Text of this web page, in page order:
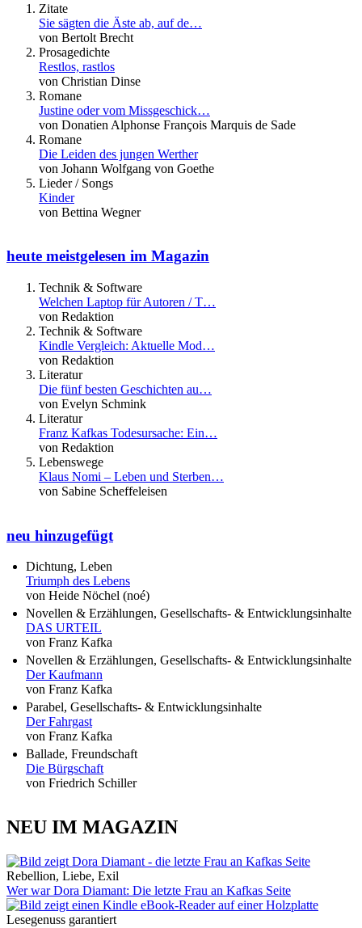
Zitate
Sie sägten die Äste ab, auf de…
von Bertolt Brecht
Prosagedichte
Restlos, rastlos
von Christian Dinse
Romane
Justine oder vom Missgeschick…
von Donatien Alphonse François Marquis de Sade
Romane
Die Leiden des jungen Werther
von Johann Wolfgang von Goethe
Lieder / Songs
Kinder
von Bettina Wegner
heute meistgelesen im Magazin
Technik & Software
Welchen Laptop für Autoren / T…
von Redaktion
Technik & Software
Kindle Vergleich: Aktuelle Mod…
von Redaktion
Literatur
Die fünf besten Geschichten au…
von Evelyn Schmink
Literatur
Franz Kafkas Todesursache: Ein…
von Redaktion
Lebenswege
Klaus Nomi – Leben und Sterben…
von Sabine Scheffeleisen
neu hinzugefügt
Dichtung, Leben
Triumph des Lebens
von Heide Nöchel (noé)
Novellen & Erzählungen, Gesellschafts- & Entwicklungsinhalte
DAS URTEIL
von Franz Kafka
Novellen & Erzählungen, Gesellschafts- & Entwicklungsinhalte
Der Kaufmann
von Franz Kafka
Parabel, Gesellschafts- & Entwicklungsinhalte
Der Fahrgast
von Franz Kafka
Ballade, Freundschaft
Die Bürgschaft
von Friedrich Schiller
NEU IM MAGAZIN
Rebellion, Liebe, Exil
Wer war Dora Diamant: Die letzte Frau an Kafkas Seite
Lesegenuss garantiert